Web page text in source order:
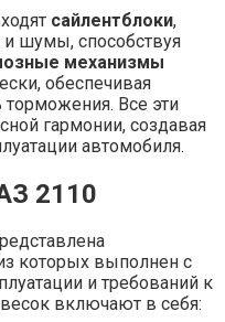
сайлентблоки,
шумы, способствуя
механизмы
обеспечивая
торможения. Все эти
гармонии, создавая
автомобиля.
2110
которых выполнен с
и требований к
включают в себя: